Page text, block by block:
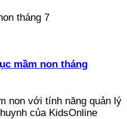
mầm non tháng